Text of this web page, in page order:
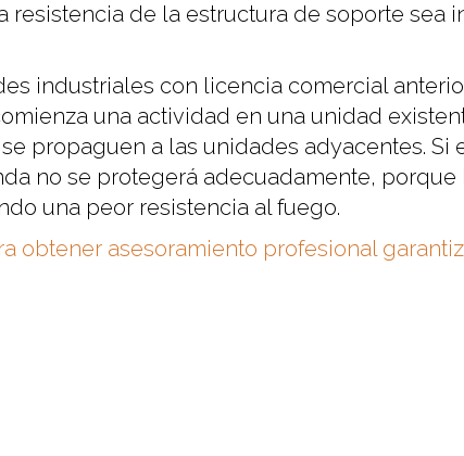
de la estructura de soporte sea
industriales con licencia comercial
una actividad en una unidad
propaguen a las unidades adyacentes. Si
no se protegerá adecuadamente, porque
una peor resistencia al fuego.
obtener asesoramiento profesional